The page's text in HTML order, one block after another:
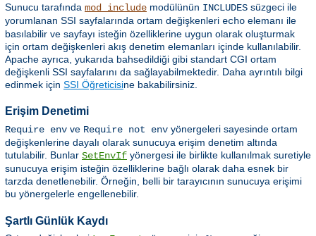
Sunucu tarafında mod_include modülünün INCLUDES süzgeci ile
yorumlanan SSI sayfalarında ortam değişkenleri echo elemanı ile
basılabilir ve sayfayı isteğin özelliklerine uygun olarak oluşturmak
için ortam değişkenleri akış denetim elemanları içinde kullanılabilir.
Apache ayrıca, yukarıda bahsedildiği gibi standart CGI ortam
değişkenli SSI sayfalarını da sağlayabilmektedir. Daha ayrıntılı bilgi
edinmek için SSI Öğreticisine bakabilirsiniz.
Erişim Denetimi
Require env ve Require not env yönergeleri sayesinde ortam
değişkenlerine dayalı olarak sunucuya erişim denetim altında
tutulabilir. Bunlar SetEnvIf yönergesi ile birlikte kullanılmak suretiyle
sunucuya erişim isteğin özelliklerine bağlı olarak daha esnek bir
tarzda denetlenebilir. Örneğin, belli bir tarayıcının sunucuya erişimi
bu yönergelerle engellenebilir.
Şartlı Günlük Kaydı